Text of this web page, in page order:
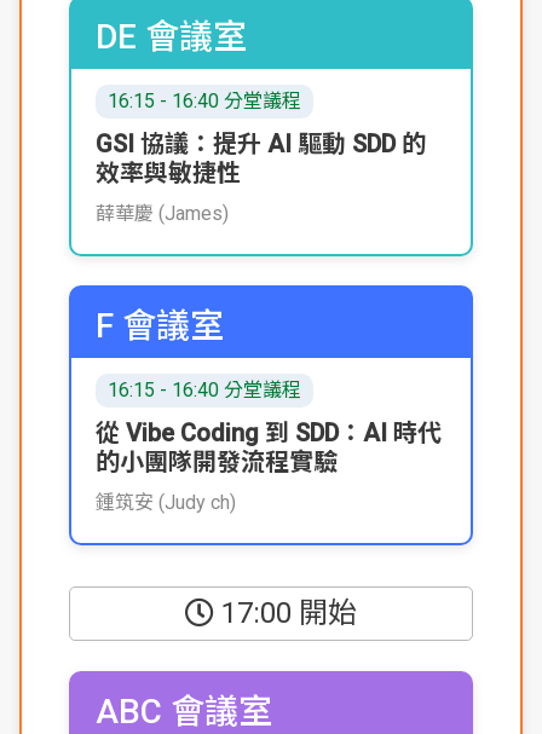
DE 會議室
16:15 - 16:40 分堂議程
GSI 協議：提升 AI 驅動 SDD 的
效率與敏捷性
薛華慶 (James)
F 會議室
16:15 - 16:40 分堂議程
從 Vibe Coding 到 SDD：AI 時代
的小團隊開發流程實驗
鍾筑安 (Judy ch)
17:00 開始
ABC 會議室